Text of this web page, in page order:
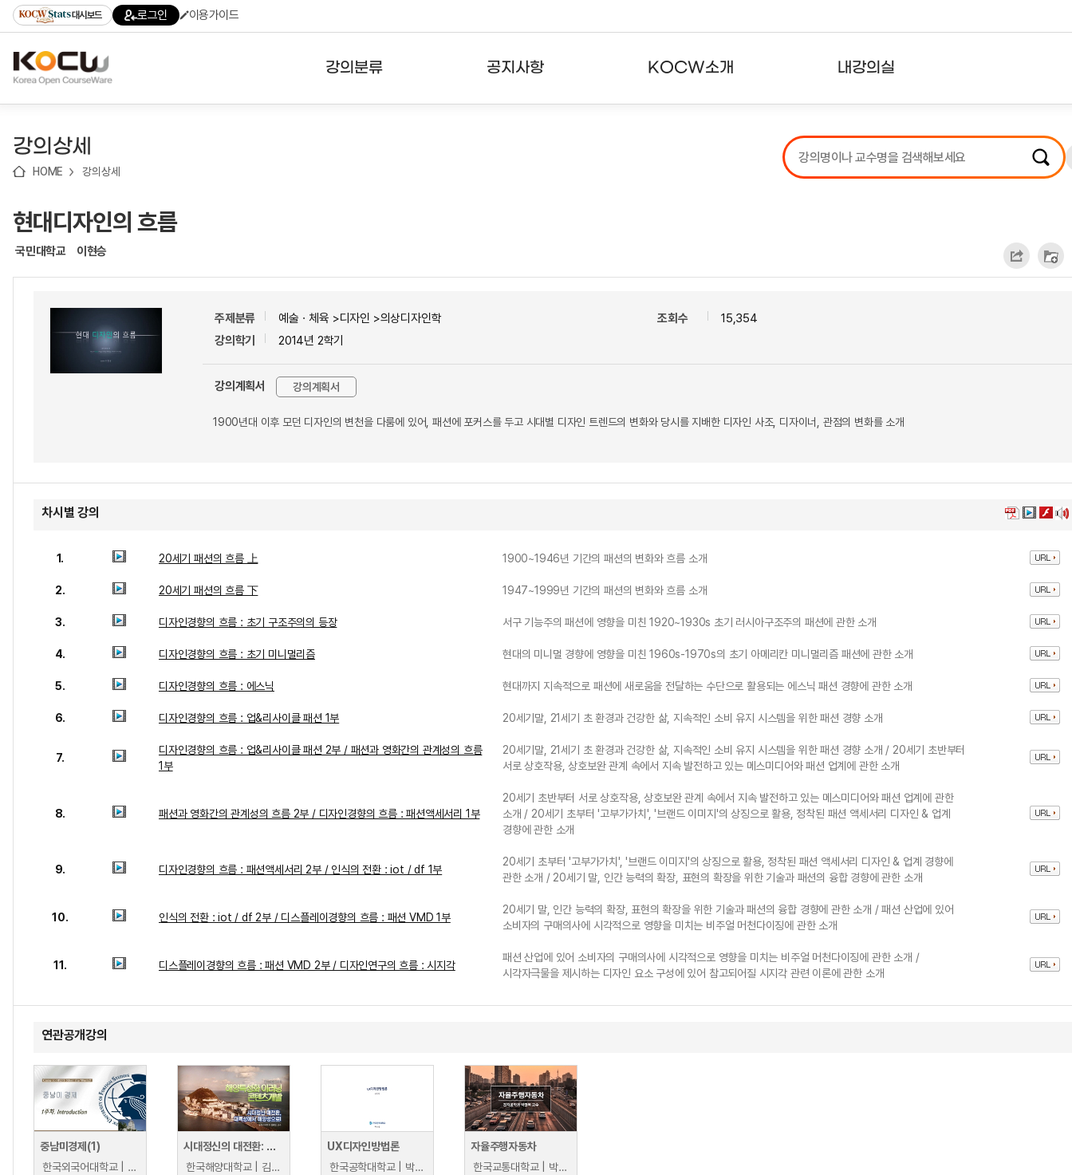
기
기
기
content)
가
대시보드 로그인 이용가이드
강의분류 공지사항 KOCW소개 내강의실
강의리스트
수강확인증강의
강의상세
HOME 강의상세
현대디자인의 흐름
국민대학교 이현승
주제분류
예술ㆍ체육 >디자인 >의상디자인학
강의학기
2014년 2학기
조회수 15,354
강의계획서 강의계획서
1900년대 이후 모던 디자인의 변천을 다룸에 있어, 패션에 포커스를 두고 시대별 디자인 트렌드의 변화와 당시를 지배한 디자인 사조, 디자이너, 관점의 변화를 소개
차시별 강의
1. 20세기 패션의 흐름 上 1900~1946년 기간의 패션의 변화와 흐름 소개
2. 20세기 패션의 흐름 下 1947~1999년 기간의 패션의 변화와 흐름 소개
3. 디자인경향의 흐름 : 초기 구조주의의 등장 서구 기능주의 패션에 영향을 미친 1920~1930s 초기 러시아구조주의 패션에 관한 소개
4. 디자인경향의 흐름 : 초기 미니멀리즘 현대의 미니멀 경향에 영향을 미친 1960s-1970s의 초기 아메리칸 미니멀리즘 패션에 관한 소개
5. 디자인경향의 흐름 : 에스닉 현대까지 지속적으로 패션에 새로움을 전달하는 수단으로 활용되는 에스닉 패션 경향에 관한 소개
6. 디자인경향의 흐름 : 업&리사이클 패션 1부 20세기말, 21세기 초 환경과 건강한 삶, 지속적인 소비 유지 시스템을 위한 패션 경향 소개
7.
디자인경향의 흐름 : 업&리사이클 패션 2부 / 패션과 영화간의 관계성의 흐름
1부
20세기말, 21세기 초 환경과 건강한 삶, 지속적인 소비 유지 시스템을 위한 패션 경향 소개 / 20세기 초반부터
서로 상호작용, 상호보완 관계 속에서 지속 발전하고 있는 메스미디어와 패션 업계에 관한 소개
8. 패션과 영화간의 관계성의 흐름 2부 / 디자인경향의 흐름 : 패션액세서리 1부
20세기 초반부터 서로 상호작용, 상호보완 관계 속에서 지속 발전하고 있는 메스미디어와 패션 업계에 관한
소개 / 20세기 초부터 '고부가가치', '브랜드 이미지'의 상징으로 활용, 정착된 패션 액세서리 디자인 & 업계
경향에 관한 소개
9. 디자인경향의 흐름 : 패션액세서리 2부 / 인식의 전환 : iot / df 1부
20세기 초부터 '고부가가치', '브랜드 이미지'의 상징으로 활용, 정착된 패션 액세서리 디자인 & 업계 경향에
관한 소개 / 20세기 말, 인간 능력의 확장, 표현의 확장을 위한 기술과 패션의 융합 경향에 관한 소개
10. 인식의 전환 : iot / df 2부 / 디스플레이경향의 흐름 : 패션 VMD 1부
20세기 말, 인간 능력의 확장, 표현의 확장을 위한 기술과 패션의 융합 경향에 관한 소개 / 패션 산업에 있어
소비자의 구매의사에 시각적으로 영향을 미치는 비주얼 머천다이징에 관한 소개
11. 디스플레이경향의 흐름 : 패션 VMD 2부 / 디자인연구의 흐름 : 시지각
패션 산업에 있어 소비자의 구매의사에 시각적으로 영향을 미치는 비주얼 머천다이징에 관한 소개 /
시각자극물을 제시하는 디자인 요소 구성에 있어 참고되어질 시지각 관련 이론에 관한 소개
연관공개강의
중남미경제(1)
한국외국어대학교 | 문남권
시대정신의 대전환: 대륙성에서 해양성으로
한국해양대학교 | 김태만
UX디자인방법론
한국공학대학교 | 박노섭
자율주행자동차
한국교통대학교 | 박만복